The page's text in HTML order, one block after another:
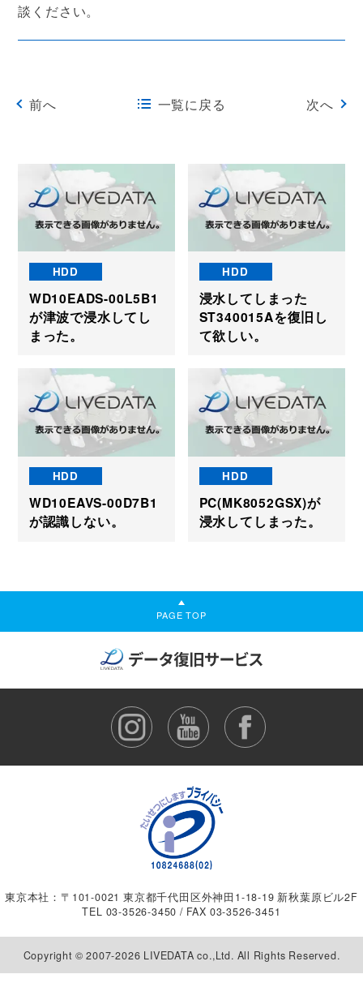
談ください。
前へ 一覧に戻る 次へ
HDD
WD10EADS-00L5B1
が津波で浸水してし
まった。
HDD
浸水してしまった
ST340015Aを復旧し
て欲しい。
HDD
WD10EAVS-00D7B1
が認識しない。
HDD
PC(MK8052GSX)が
浸水してしまった。
PAGE TOP
東京本社：〒101-0021 東京都千代田区外神田1-18-19 新秋葉原ビル2F
TEL 03-3526-3450 / FAX 03-3526-3451
Copyright © 2007-2026 LIVEDATA co.,Ltd. All Rights Reserved.